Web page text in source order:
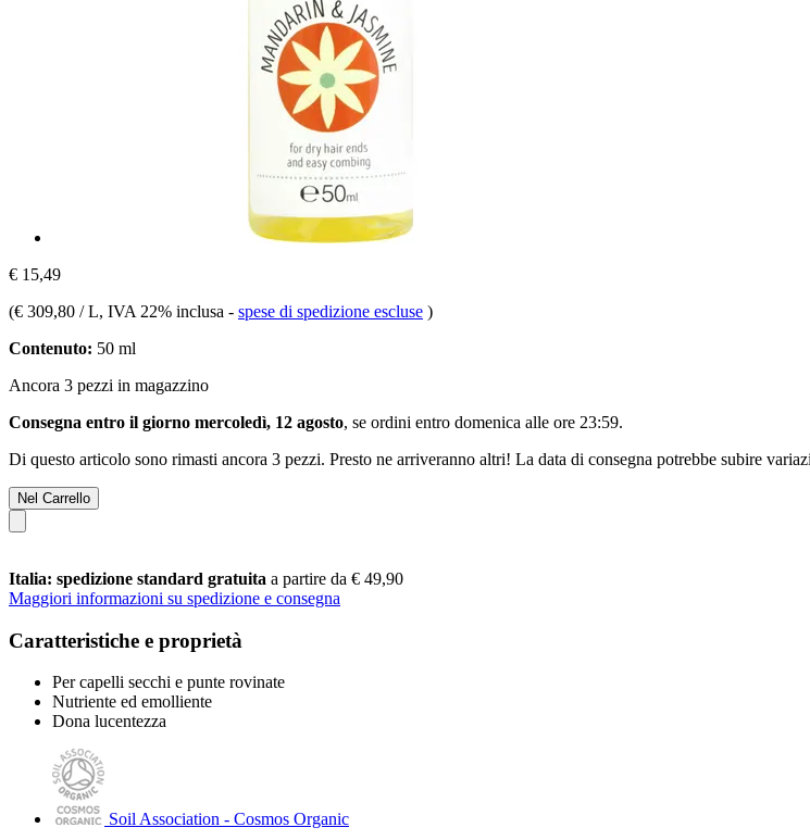
€ 15,49
(€ 309,80 / L, IVA 22% inclusa - spese di spedizione escluse )
Contenuto: 50 ml
Ancora 3 pezzi in magazzino
Consegna entro il giorno mercoledì, 12 agosto, se ordini entro domenica alle ore 23:59.
Di questo articolo sono rimasti ancora 3 pezzi. Presto ne arriveranno altri! La data di consegna potrebbe subire
Nel Carrello
Italia: spedizione standard gratuita a partire da € 49,90
Maggiori informazioni su spedizione e consegna
Caratteristiche e proprietà
Per capelli secchi e punte rovinate
Nutriente ed emolliente
Dona lucentezza
Soil Association - Cosmos Organic